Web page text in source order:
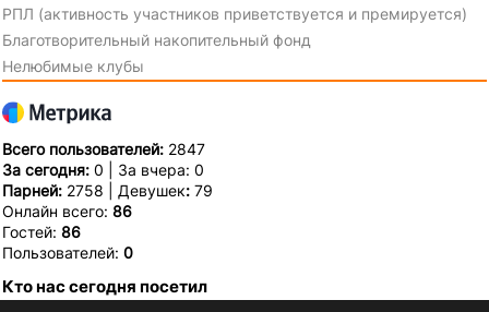
РПЛ (активность участников приветствуется и премируется)
Благотворительный накопительный фонд
Нелюбимые клубы
Всего пользователей: 2847
За сегодня: 0 | За вчера: 0
Парней: 2758 | Девушек: 79
Онлайн всего: 86
Гостей: 86
Пользователей: 0
Кто нас сегодня посетил